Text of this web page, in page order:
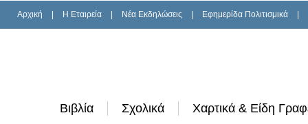
Αρχική H Εταιρεία Νέα Εκδηλώσεις Εφημερίδα Πολιτισμικά
Βιβλία Σχολικά Χαρτικά & Είδη